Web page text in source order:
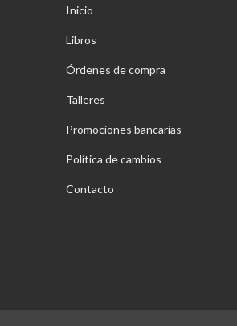
Inicio
Libros
Órdenes de compra
Talleres
Promociones bancarias
Política de cambios
Contacto